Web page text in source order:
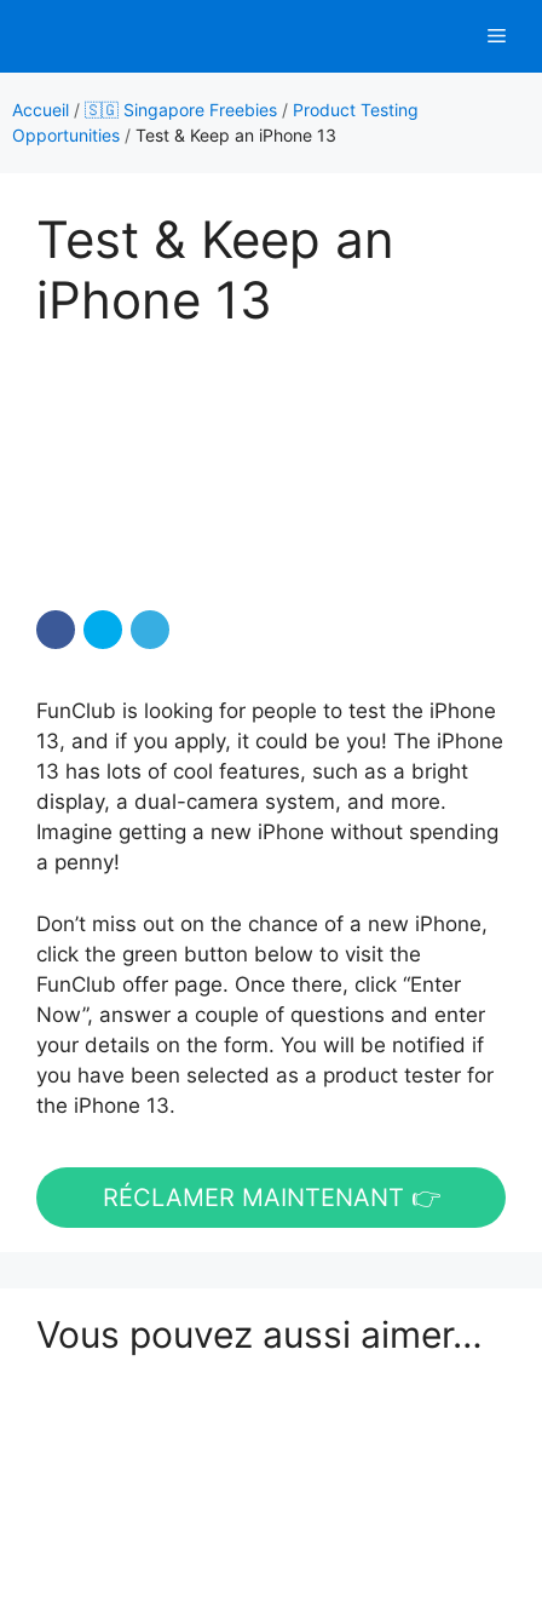
contenu
Accueil / 🇸🇬 Singapore Freebies / Product Testing
Opportunities / Test & Keep an iPhone 13
Test & Keep an
iPhone 13
FunClub is looking for people to test the iPhone
13, and if you apply, it could be you! The iPhone
13 has lots of cool features, such as a bright
display, a dual-camera system, and more.
Imagine getting a new iPhone without spending
a penny!
Don’t miss out on the chance of a new iPhone,
click the green button below to visit the
FunClub offer page. Once there, click “Enter
Now”, answer a couple of questions and enter
your details on the form. You will be notified if
you have been selected as a product tester for
the iPhone 13.
RÉCLAMER MAINTENANT 👉
Vous pouvez aussi aimer…